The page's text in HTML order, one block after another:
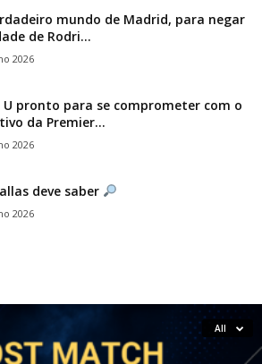
mundo de Madrid, para negar
de Rodri...
2026
U pronto para se comprometer com o
da Premier...
2026
deve saber
2026
All